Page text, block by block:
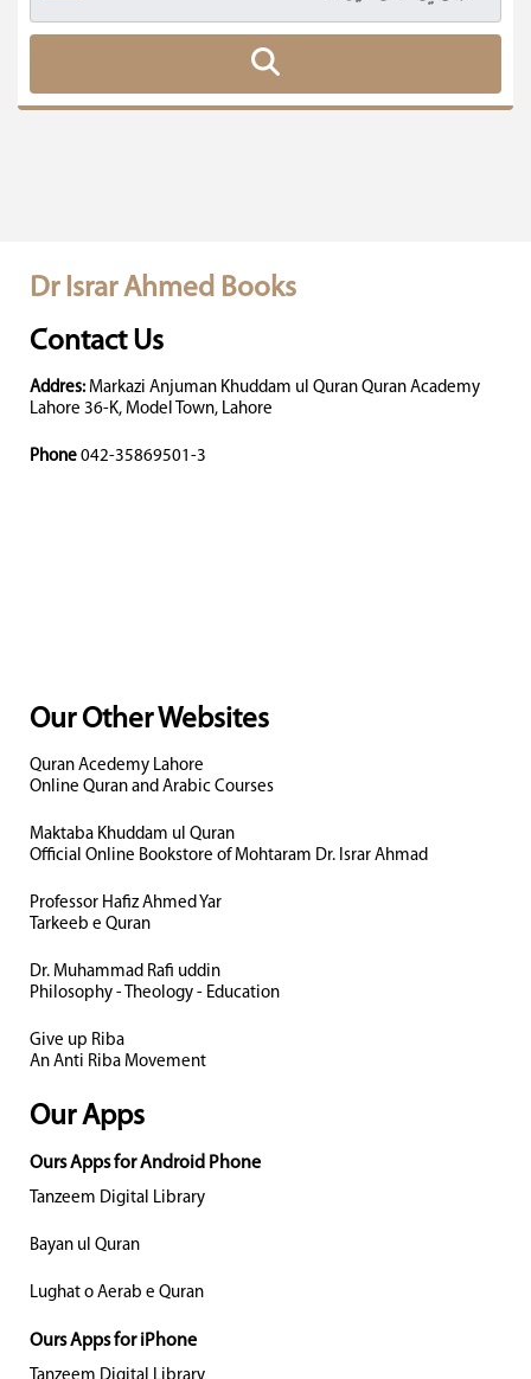
Dr Israr Ahmed Books
Contact Us
Addres: Markazi Anjuman Khuddam ul Quran Quran Academy
Lahore 36-K, Model Town, Lahore
Phone 042-35869501-3
Our Other Websites
Quran Acedemy Lahore
Online Quran and Arabic Courses
Maktaba Khuddam ul Quran
Official Online Bookstore of Mohtaram Dr. Israr Ahmad
Professor Hafiz Ahmed Yar
Tarkeeb e Quran
Dr. Muhammad Rafi uddin
Philosophy - Theology - Education
Give up Riba
An Anti Riba Movement
Our Apps
Ours Apps for Android Phone
Tanzeem Digital Library
Bayan ul Quran
Lughat o Aerab e Quran
Ours Apps for iPhone